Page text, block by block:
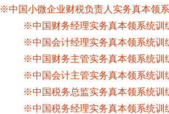
※中国小微企业财税负责人实务真本领
※中国财务经理实务真本领系统训
※中国会计经理实务真本领系统训
※中国财务主管实务真本领系统训
※中国会计主管实务真本领系统训
※中国税务总监实务真本领系统训
※中国税务经理实务真本领系统训